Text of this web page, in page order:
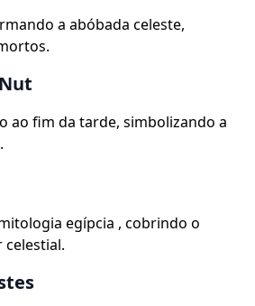
a abóbada celeste,
ao fim da tarde, simbolizando a
egípcia , cobrindo o
celestial.